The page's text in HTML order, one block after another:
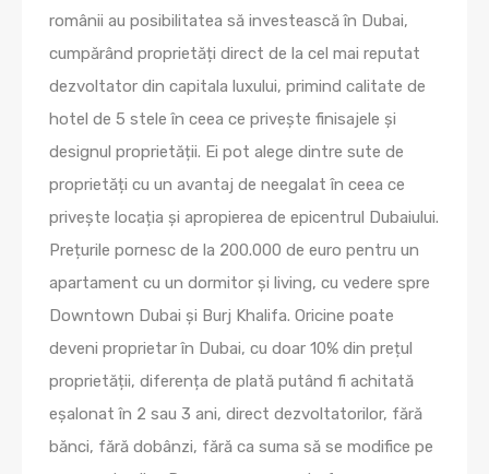
românii au posibilitatea să investească în Dubai,
cumpărând proprietăți direct de la cel mai reputat
dezvoltator din capitala luxului, primind calitate de
hotel de 5 stele în ceea ce privește finisajele și
designul proprietății. Ei pot alege dintre sute de
proprietăți cu un avantaj de neegalat în ceea ce
privește locația și apropierea de epicentrul Dubaiului.
Prețurile pornesc de la 200.000 de euro pentru un
apartament cu un dormitor și living, cu vedere spre
Downtown Dubai și Burj Khalifa. Oricine poate
deveni proprietar în Dubai, cu doar 10% din prețul
proprietății, diferența de plată putând fi achitată
eșalonat în 2 sau 3 ani, direct dezvoltatorilor, fără
bănci, fără dobânzi, fără ca suma să se modifice pe